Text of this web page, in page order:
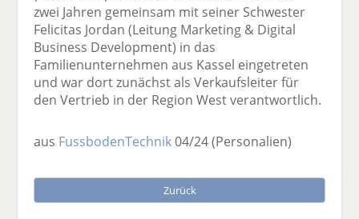
zwei Jahren gemeinsam mit seiner Schwester
Felicitas Jordan (Leitung Marketing & Digital
Business Development) in das
Familienunternehmen aus Kassel eingetreten
und war dort zunächst als Verkaufsleiter für
den Vertrieb in der Region West verantwortlich.
aus FussbodenTechnik04/24(Personalien)
Zurück